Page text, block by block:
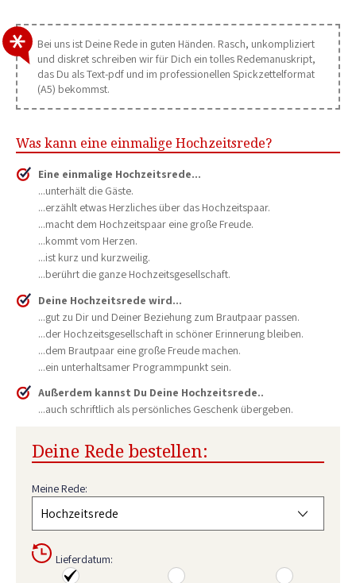
Bei uns ist Deine Rede in guten Händen. Rasch, unkompliziert
und diskret schreiben wir für Dich ein tolles Redemanuskript,
das Du als Text-pdf und im professionellen Spickzettelformat
(A5) bekommst.
Was kann eine einmalige Hochzeitsrede?
Eine einmalige Hochzeitsrede...
...unterhält die Gäste.
...erzählt etwas Herzliches über das Hochzeitspaar.
...macht dem Hochzeitspaar eine große Freude.
...kommt vom Herzen.
...ist kurz und kurzweilig.
...berührt die ganze Hochzeitsgesellschaft.
Deine Hochzeitsrede wird...
...gut zu Dir und Deiner Beziehung zum Brautpaar passen.
...der Hochzeitsgesellschaft in schöner Erinnerung bleiben.
...dem Brautpaar eine große Freude machen.
...ein unterhaltsamer Programmpunkt sein.
Außerdem kannst Du Deine Hochzeitsrede..
...auch schriftlich als persönliches Geschenk übergeben.
Deine Rede bestellen:
Meine Rede:
Lieferdatum: